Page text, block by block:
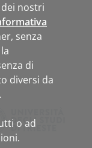
nostri
senza
di
diversi da
o ad